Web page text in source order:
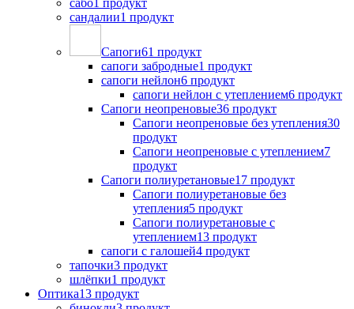
сандалии1 продукт
Сапоги61 продукт
сапоги забродные1 продукт
сапоги нейлон6 продукт
сапоги нейлон с утеплением6 продукт
Сапоги неопреновые36 продукт
Сапоги неопреновые без утепления30
продукт
Сапоги неопреновые с утеплением7
продукт
Сапоги полиуретановые17 продукт
Сапоги полиуретановые без
утепления5 продукт
Сапоги полиуретановые с
утеплением13 продукт
сапоги с галошей4 продукт
тапочки3 продукт
шлёпки1 продукт
Оптика13 продукт